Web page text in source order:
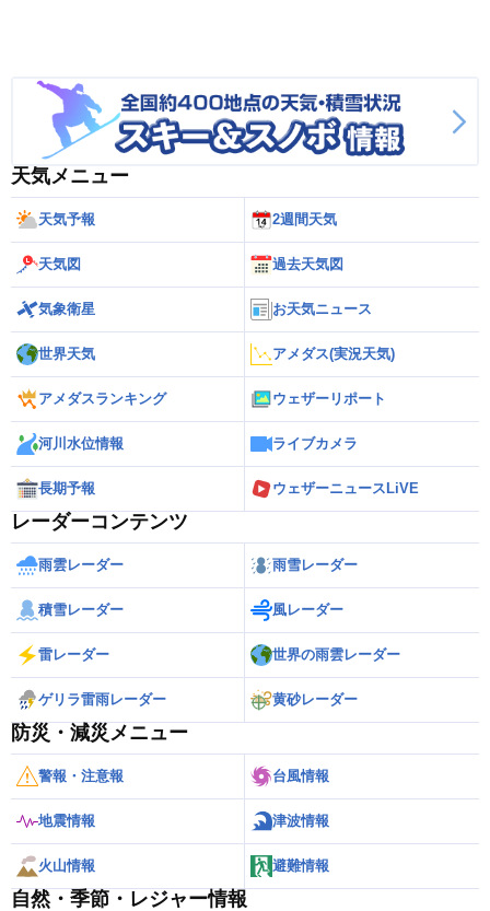
天気メニュー
天気予報 2週間天気
天気図 過去天気図
気象衛星 お天気ニュース
世界天気 アメダス(実況天気)
アメダスランキング ウェザーリポート
河川水位情報 ライブカメラ
長期予報 ウェザーニュースLiVE
レーダーコンテンツ
雨雲レーダー 雨雪レーダー
積雪レーダー 風レーダー
雷レーダー 世界の雨雲レーダー
ゲリラ雷雨レーダー 黄砂レーダー
防災・減災メニュー
警報・注意報 台風情報
地震情報 津波情報
火山情報 避難情報
自然・季節・レジャー情報